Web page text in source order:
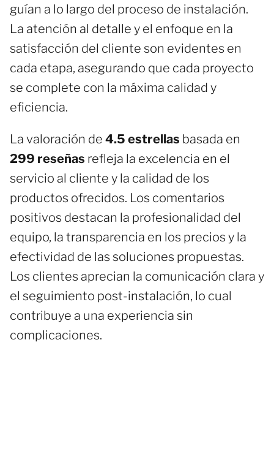
guían a lo largo del proceso de instalación.
La atención al detalle y el enfoque en la
satisfacción del cliente son evidentes en
cada etapa, asegurando que cada proyecto
se complete con la máxima calidad y
eficiencia.
La valoración de 4.5 estrellas basada en
299 reseñas refleja la excelencia en el
servicio al cliente y la calidad de los
productos ofrecidos. Los comentarios
positivos destacan la profesionalidad del
equipo, la transparencia en los precios y la
efectividad de las soluciones propuestas.
Los clientes aprecian la comunicación clara y
el seguimiento post-instalación, lo cual
contribuye a una experiencia sin
complicaciones.